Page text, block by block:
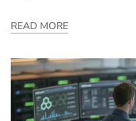
READ MORE